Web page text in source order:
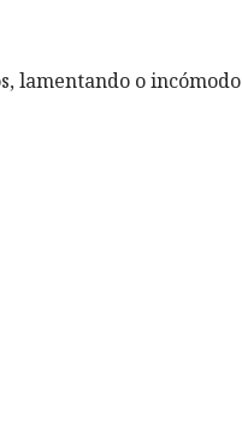
lamentando o incómodo